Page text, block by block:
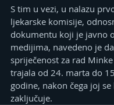
S tim u vezi, u nalazu
ljekarske komisije,
dokumentu koji je javno
medijima, navedeno je
spriječenost za rad
trajala od 24. marta do
godine, nakon čega joj
zaključuje.